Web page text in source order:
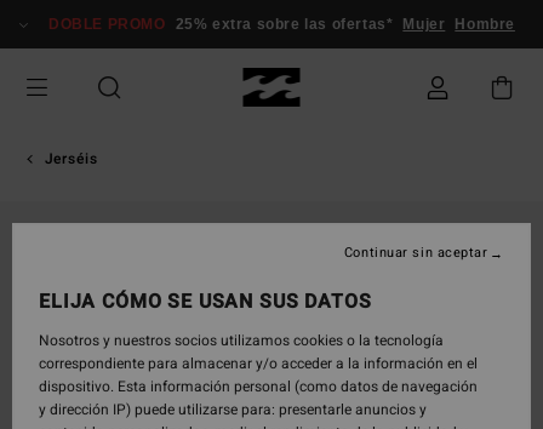
información
DOBLE PROMO 25% extra sobre las ofertas* Mujer Hombre
Jerséis
ELIJA CÓMO SE USAN SUS DATOS
Nosotros y nuestros socios utilizamos cookies o la tecnología
correspondiente para almacenar y/o acceder a la información en el
dispositivo. Esta información personal (como datos de navegación
y dirección IP) puede utilizarse para: presentarle anuncios y
Continuar sin aceptar